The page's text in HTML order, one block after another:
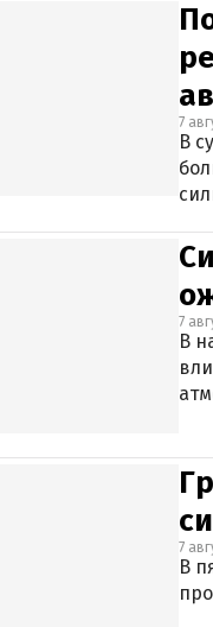
7
В
7
В
7
В